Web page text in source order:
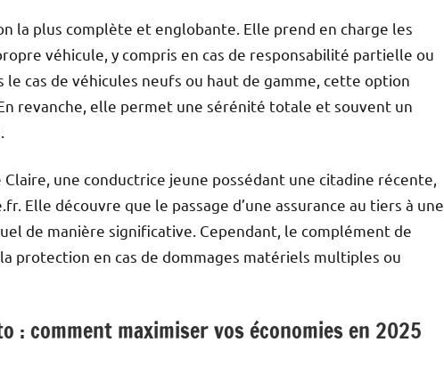
la plus complète et englobante. Elle prend en charge les
véhicule, y compris en cas de responsabilité partielle ou
cas de véhicules neufs ou haut de gamme, cette option
revanche, elle permet une sérénité totale et souvent un
une conductrice jeune possédant une citadine récente,
Elle découvre que le passage d’une assurance au tiers à une
de manière significative. Cependant, le complément de
protection en cas de dommages matériels multiples ou
: comment maximiser vos économies en 2025